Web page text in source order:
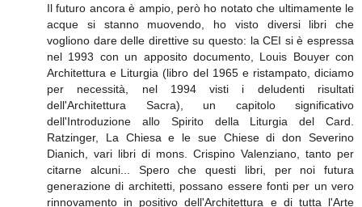
Il futuro ancora è ampio, però ho notato che ultimamente le
acque si stanno muovendo, ho visto diversi libri che
vogliono dare delle direttive su questo: la CEI si è espressa
nel 1993 con un apposito documento, Louis Bouyer con
Architettura e Liturgia (libro del 1965 e ristampato, diciamo
per necessità, nel 1994 visti i deludenti risultati
dell'Architettura Sacra), un capitolo significativo
dell'Introduzione allo Spirito della Liturgia del Card.
Ratzinger, La Chiesa e le sue Chiese di don Severino
Dianich, vari libri di mons. Crispino Valenziano, tanto per
citarne alcuni... Spero che questi libri, per noi futura
generazione di architetti, possano essere fonti per un vero
rinnovamento in positivo dell'Architettura e di tutta l'Arte